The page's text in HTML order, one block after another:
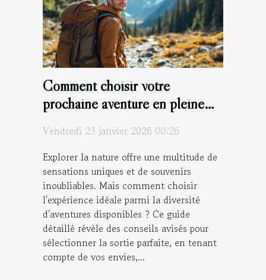
Comment choisir votre
prochaine aventure en pleine
Vendredi 23 janvier 2026 00:26
Explorer la nature offre une multitude de
sensations uniques et de souvenirs
inoubliables. Mais comment choisir
l'expérience idéale parmi la diversité
d'aventures disponibles ? Ce guide
détaillé révèle des conseils avisés pour
sélectionner la sortie parfaite, en tenant
compte de vos envies,...